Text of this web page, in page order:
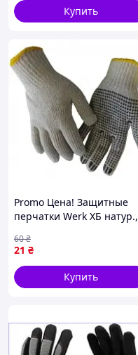
Купить
Promo Цена! Защитные
перчатки Werk ХБ натур.,
только на ZaGrosh.com.ua
21 ₴
60₴
Купить